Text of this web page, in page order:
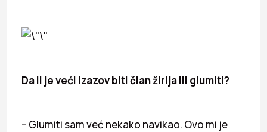
Da li je veći izazov biti član žirija ili glumiti?
– Glumiti sam već nekako navikao. Ovo mi je